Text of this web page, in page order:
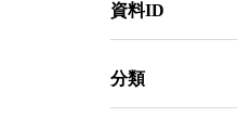
資料ID
分類